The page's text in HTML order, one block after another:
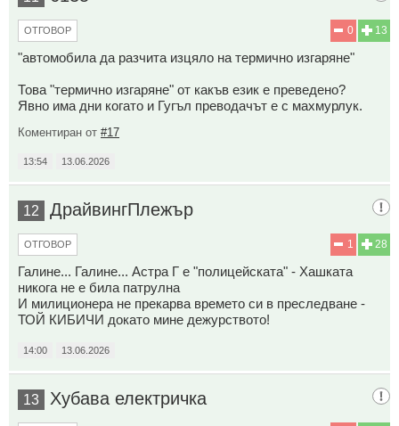
13
0
ОТГОВОР
"автомобила да разчита изцяло на термично изгаряне"
Това "термично изгаряне" от какъв език е преведено?
Явно има дни когато и Гугъл преводачът е с махмурлук.
Коментиран от #17
13:54 13.06.2026
12 ДрайвингПлежър
28
1
ОТГОВОР
Галине... Галине... Астра Г е "полицейската" - Хашката
никога не е била патрулна
И милиционера не прекарва времето си в преследване -
ТОЙ КИБИЧИ докато мине дежурството!
14:00 13.06.2026
13 Хубава електричка